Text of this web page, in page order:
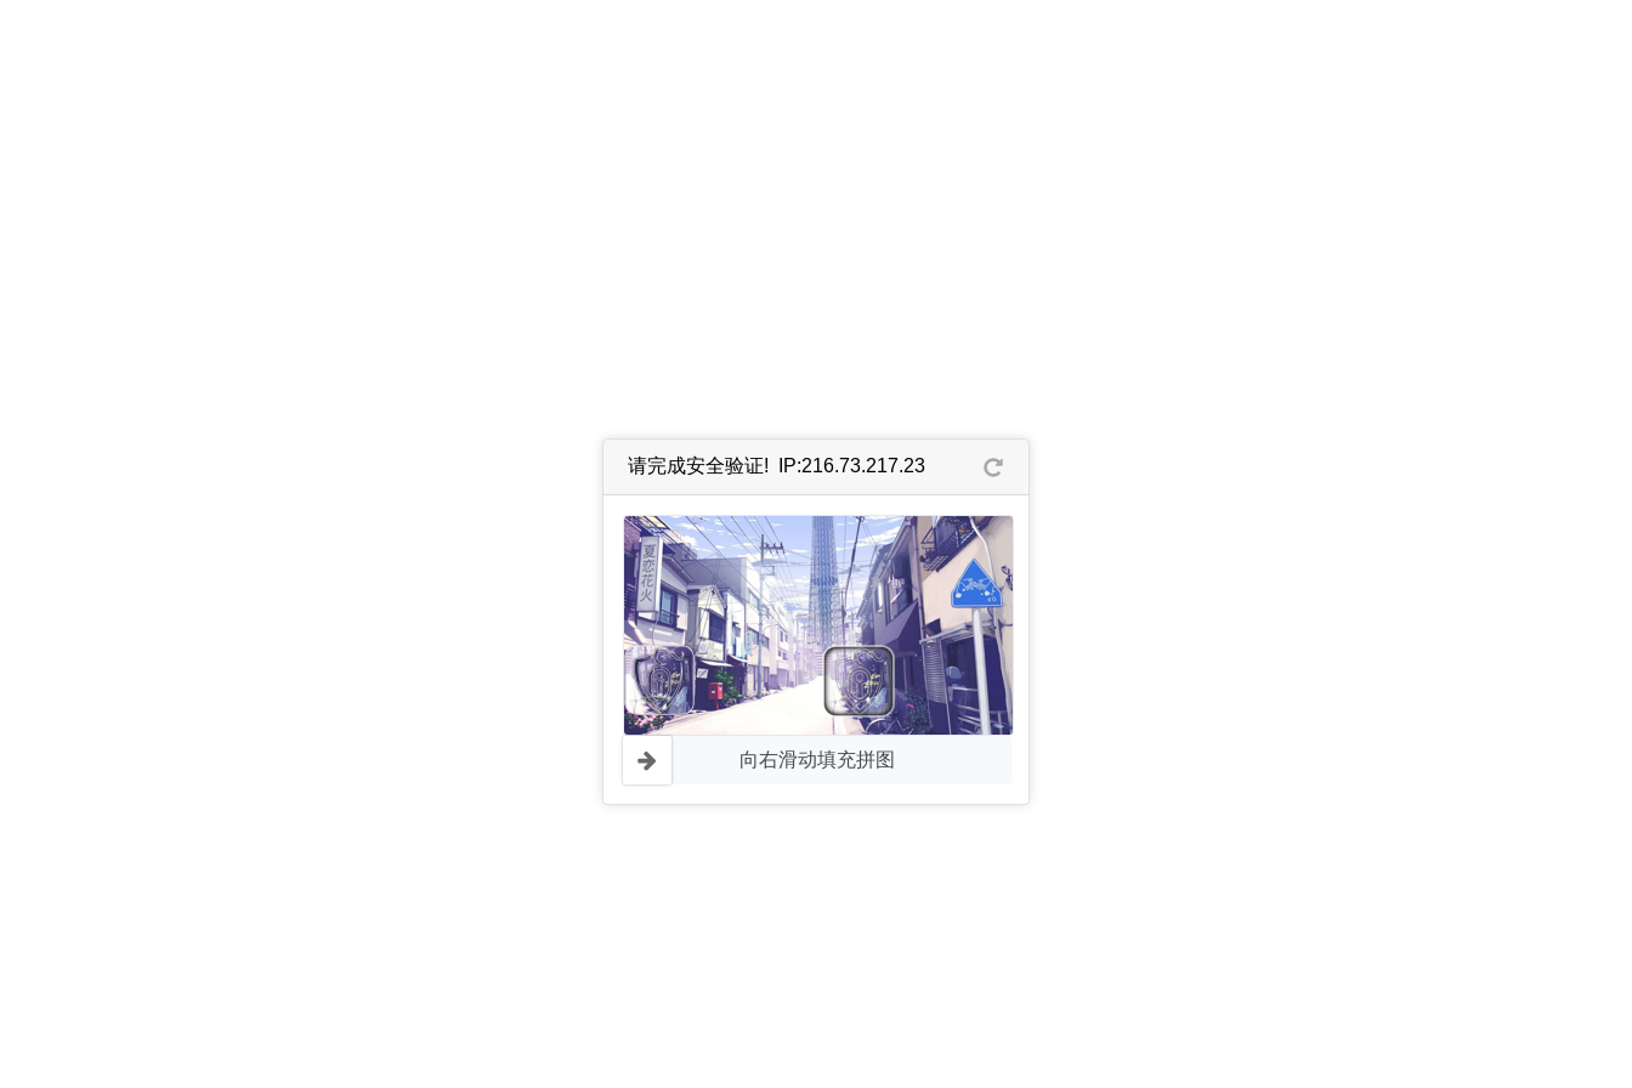
请完成安全验证! IP:216.73.217.23
向右滑动填充拼图